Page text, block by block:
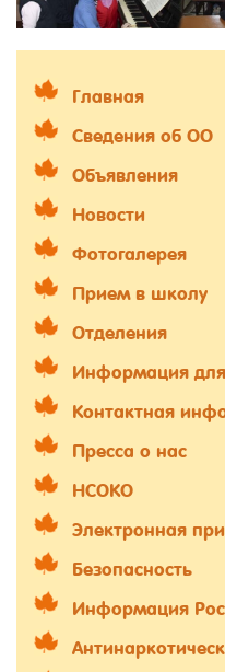
Главная
Сведения об ОО
Объявления
Новости
Фотогалерея
Прием в школу
Отделения
Информация
Контактная
Пресса о нас
НСОКО
Электронная
Безопасность
Информация